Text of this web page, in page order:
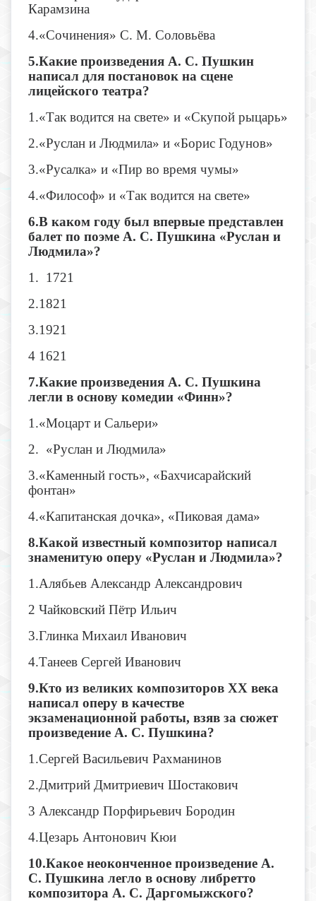
Карамзина
4.«Сочинения» С. М. Соловьёва
5.Какие произведения А. С. Пушкин
написал для постановок на сцене
лицейского театра?
1.«Так водится на свете» и «Скупой рыцарь»
2.«Руслан и Людмила» и «Борис Годунов»
3.«Русалка» и «Пир во время чумы»
4.«Философ» и «Так водится на свете»
6.В каком году был впервые представлен
балет по поэме А. С. Пушкина «Руслан и
Людмила»?
1. 1721
2.1821
3.1921
4 1621
7.Какие произведения А. С. Пушкина
легли в основу комедии «Финн»?
1.«Моцарт и Сальери»
2. «Руслан и Людмила»
3.«Каменный гость», «Бахчисарайский
фонтан»
4.«Капитанская дочка», «Пиковая дама»
8.Какой известный композитор написал
знаменитую оперу «Руслан и Людмила»?
1.Алябьев Александр Александрович
2 Чайковский Пётр Ильич
3.Глинка Михаил Иванович
4.Танеев Сергей Иванович
9.Кто из великих композиторов XX века
написал оперу в качестве
экзаменационной работы, взяв за сюжет
произведение А. С. Пушкина?
1.Сергей Васильевич Рахманинов
2.Дмитрий Дмитриевич Шостакович
3 Александр Порфирьевич Бородин
4.Цезарь Антонович Кюи
10.Какое неоконченное произведение А.
С. Пушкина легло в основу либретто
композитора А. С. Даргомыжского?